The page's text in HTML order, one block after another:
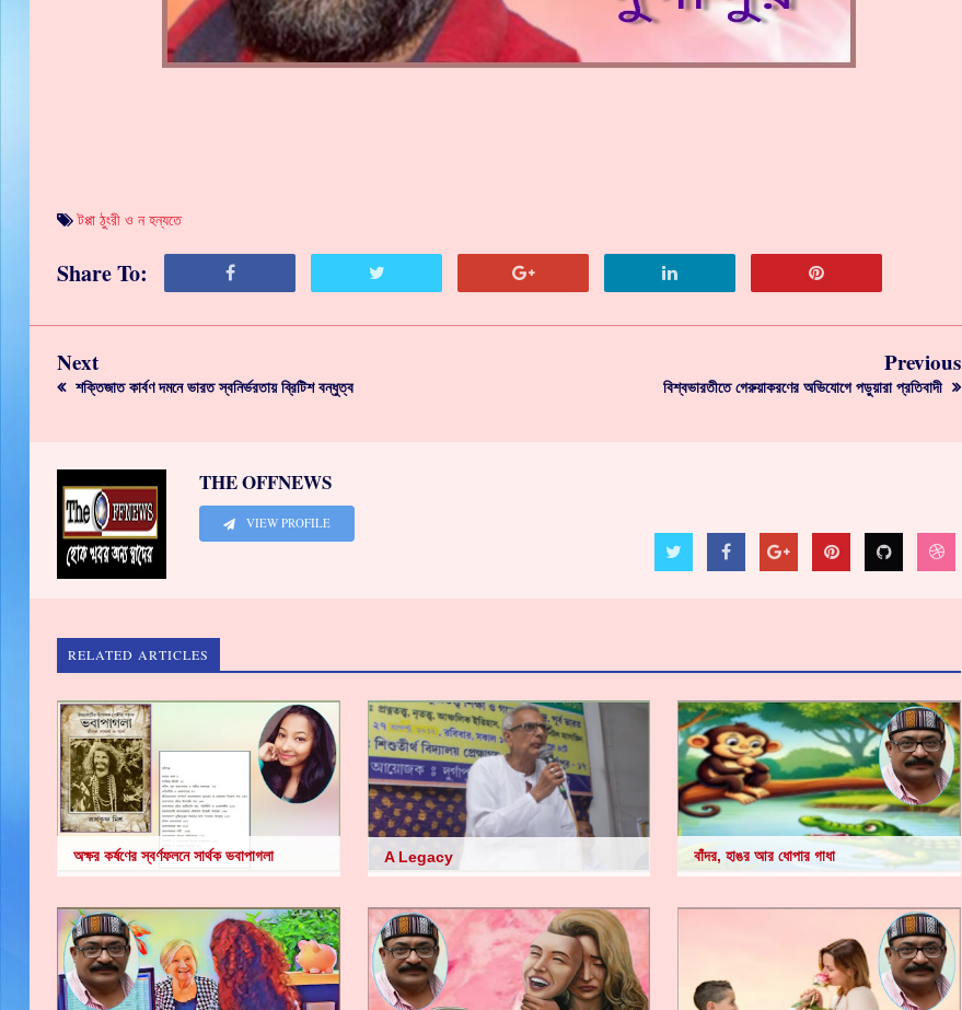
টপ্পা ঠুংরী ও ন হন্যতে
Share To:
Next
শক্তিজাত কার্বণ দমনে ভারত স্বনির্ভরতায় ব্রিটিশ বন্ধুত্ব
Previous
বিশ্বভারতীতে গেরুয়াকরণের অভিযোগে পড়ুয়ারা প্রতিবাদী
THE OFFNEWS
VIEW PROFILE
RELATED ARTICLES
অক্ষর কর্ষণের স্বর্ণফলনে সার্থক ভবাপাগলা A Legacy বাঁদর, হাঙর আর ধোপার গাধা